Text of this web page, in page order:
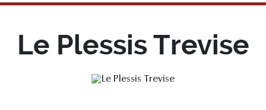
Le Plessis Trevise